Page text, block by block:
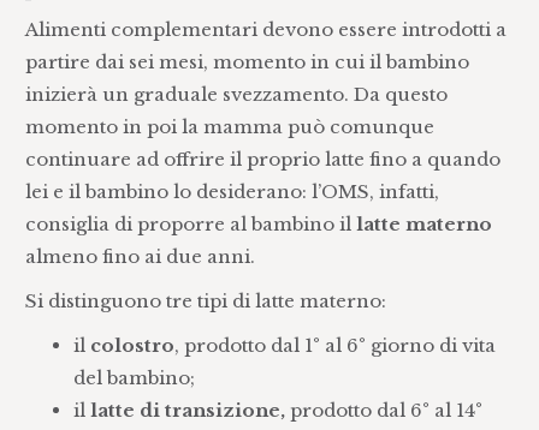
Alimenti complementari devono essere introdotti a
partire dai sei mesi, momento in cui il bambino
inizierà un graduale svezzamento. Da questo
momento in poi la mamma può comunque
continuare ad offrire il proprio latte fino a quando
lei e il bambino lo desiderano: l’OMS, infatti,
consiglia di proporre al bambino illatte materno
almeno fino ai due anni.
Si distinguono tre tipi di latte materno:
il colostro, prodotto dal 1° al 6° giorno di vita
del bambino;
il latte di transizione, prodotto dal 6° al 14°